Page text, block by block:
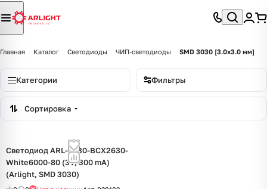
Главная Каталог Светодиоды ЧИП-светодиоды SMD 3030 [3.0x3.0 мм]
Категории Фильтры
Сортировка
Светодиод ARL-3030-BCX2630-
White6000-80 (3V, 300 mA)
(Arlight, SMD 3030)